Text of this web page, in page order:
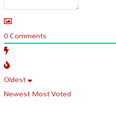
0Comments
Oldest
NewestMost Voted